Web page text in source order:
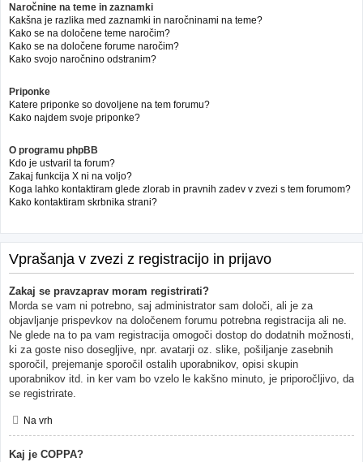
Naročnine na teme in zaznamki
Kakšna je razlika med zaznamki in naročninami na teme?
Kako se na določene teme naročim?
Kako se na določene forume naročim?
Kako svojo naročnino odstranim?
Priponke
Katere priponke so dovoljene na tem forumu?
Kako najdem svoje priponke?
O programu phpBB
Kdo je ustvaril ta forum?
Zakaj funkcija X ni na voljo?
Koga lahko kontaktiram glede zlorab in pravnih zadev v zvezi s tem forumom?
Kako kontaktiram skrbnika strani?
Vprašanja v zvezi z registracijo in prijavo
Zakaj se pravzaprav moram registrirati?
Morda se vam ni potrebno, saj administrator sam določi, ali je za
objavljanje prispevkov na določenem forumu potrebna registracija ali ne.
Ne glede na to pa vam registracija omogoči dostop do dodatnih možnosti,
ki za goste niso dosegljive, npr. avatarji oz. slike, pošiljanje zasebnih
sporočil, prejemanje sporočil ostalih uporabnikov, opisi skupin
uporabnikov itd. in ker vam bo vzelo le kakšno minuto, je priporočljivo, da
se registrirate.
Na vrh
Kaj je COPPA?